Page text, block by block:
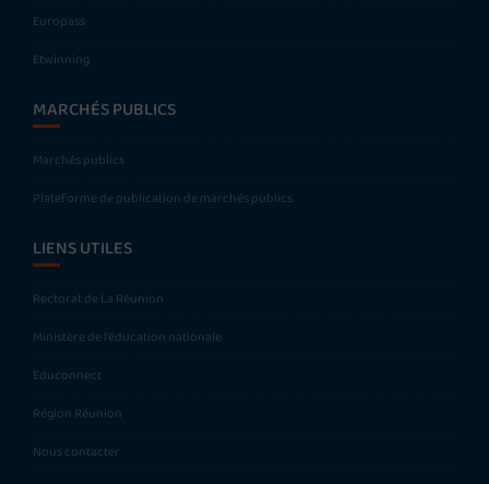
Europass
Etwinning
MARCHÉS PUBLICS
Marchés publics
Plateforme de publication de marchés publics
LIENS UTILES
Rectorat de La Réunion
Ministère de l’éducation nationale
Educonnect
Région Réunion
Nous contacter